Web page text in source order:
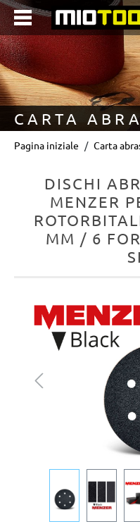
principale
CARTA
Pagina iniziale Carta
DISCHI
MENZER
MM / 6
Salta la galleria di